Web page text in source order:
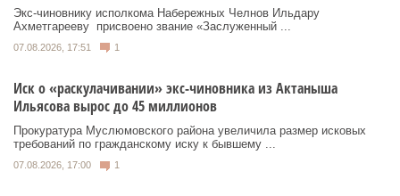
Экс‑чиновнику исполкома Набережных Челнов Ильдару
Ахметгарееву присвоено звание «Заслуженный ...
07.08.2026, 17:51 1
Иск о «раскулачивании» экс-чиновника из Актаныша
Ильясова вырос до 45 миллионов
Прокуратура Муслюмовского района увеличила размер исковых
требований по гражданскому иску к бывшему ...
07.08.2026, 17:00 1